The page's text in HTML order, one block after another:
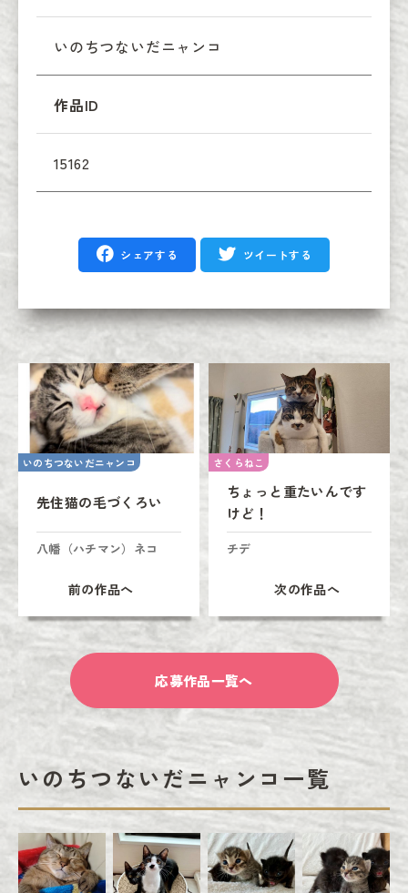
いのちつないだニャンコ
作品ID
15162
シェアする ツイートする
いのちつないだニャンコ
先住猫の毛づくろい
八幡（ハチマン）ネコ
前の作品へ
さくらねこ
ちょっと重たいんです
けど！
チデ
次の作品へ
応募作品一覧へ
いのちつないだニャンコ一覧